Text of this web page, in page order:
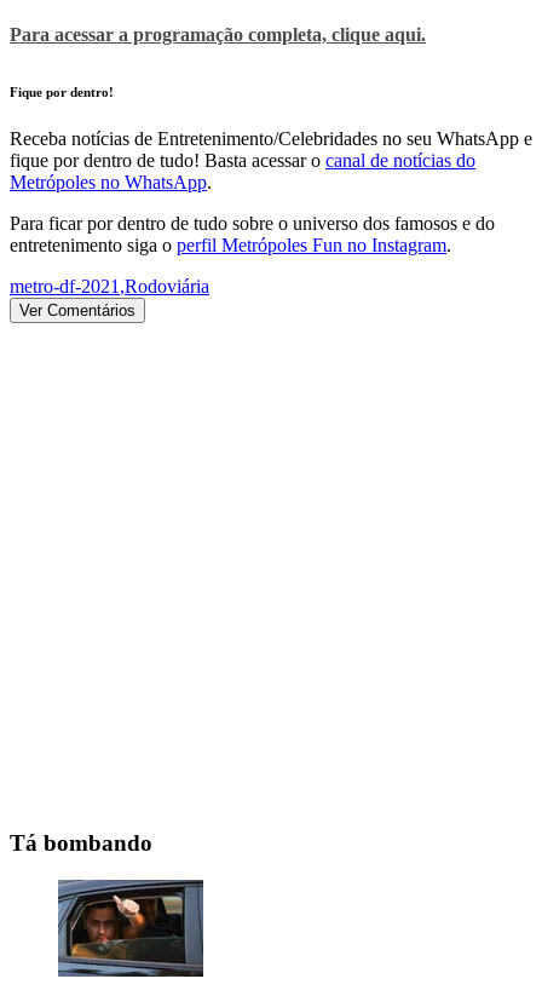
Para acessar a programação completa, clique aqui.
Fique por dentro!
Receba notícias de Entretenimento/Celebridades no seu WhatsApp e
fique por dentro de tudo! Basta acessar o canal de notícias do
Metrópoles no WhatsApp.
Para ficar por dentro de tudo sobre o universo dos famosos e do
entretenimento siga o perfil Metrópoles Fun no Instagram.
metro-df-2021,Rodoviária
Ver Comentários
Tá bombando